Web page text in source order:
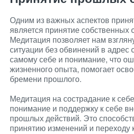
Одним из важных аспектов
является принятие собственных
Медитация позволяет нам
ситуации без обвинений в адрес
самому себе и понимание, что
жизненного опыта, помогает
бремени прошлого.
Медитация на сострадание к
понимание и поддержку к себе
прошлых действий. Это
принятию изменений и переходу